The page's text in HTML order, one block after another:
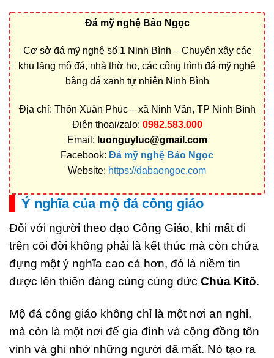
Đá mỹ nghệ Bảo Ngọc
Cơ sở đá mỹ nghệ số 1 Ninh Bình – Chuyên xây các
khu lăng mộ đá, nhà thờ họ, các công trình đá mỹ nghệ
bằng đá xanh tự nhiên Ninh Bình
Địa chỉ: Thôn Xuân Phúc – xã Ninh Vân, TP Ninh Bình
Điện thoại/zalo: 0982.583.000
Email: luonguyluc@gmail.com
Facebook: Đá mỹ nghệ Bảo Ngọc
Website: https://dabaongoc.com
Ý nghĩa của mộ đá công giáo
Đối với người theo đạo Công Giáo, khi mất đi
trên cõi đời không phải là kết thúc mà còn chứa
đựng một ý nghĩa cao cả hơn, đó là niềm tin
được lên thiên đàng cùng cùng đức Chúa Kitô.
Mộ đá công giáo không chỉ là một nơi an nghỉ,
mà còn là một nơi để gia đình và cộng đồng tôn
vinh và ghi nhớ những người đã mất. Nó tạo ra